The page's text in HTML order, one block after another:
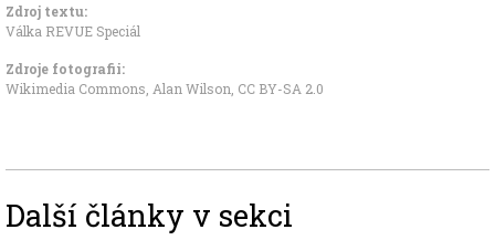
Zdroj textu:
Válka REVUE Speciál
Zdroje fotografii:
Wikimedia Commons, Alan Wilson CC BY-SA 2.0
Další články v sekci